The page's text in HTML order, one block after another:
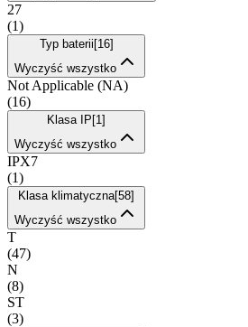
27
(1)
Typ baterii [16]
Wyczyść wszystko
Not Applicable (NA)
(16)
Klasa IP [1 ]
Wyczyść wszystko
IPX7
(1)
Klasa klimatyczna[58]
Wyczyść wszystko
T
(47)
N
(8)
ST
(3)